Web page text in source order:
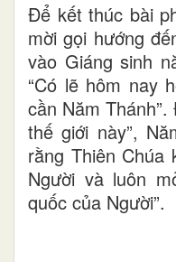
Để kết thúc bài
mời gọi hướng
vào Giáng sinh
“Có lẽ hôm nay
cần Năm
thế giới này”,
rằng Thiên Chúa
Người và luôn
quốc của Người”.